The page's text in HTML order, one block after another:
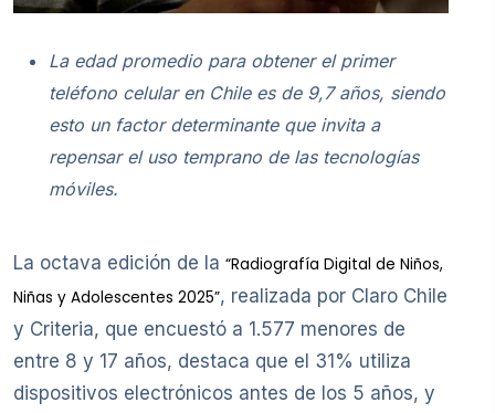
La edad promedio para obtener el primer
teléfono celular en Chile es de 9,7 años, siendo
esto un factor determinante que invita a
repensar el uso temprano de las tecnologías
móviles.
La octava edición de la “Radiografía Digital de Niños,
Niñas y Adolescentes 2025”, realizada por Claro Chile
y Criteria, que encuestó a 1.577 menores de
entre 8 y 17 años, destaca que el 31% utiliza
dispositivos electrónicos antes de los 5 años, y